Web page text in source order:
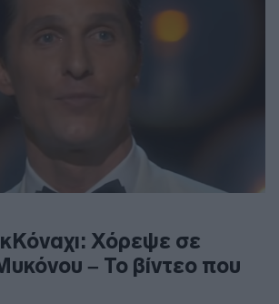
Χόρεψε σε
– Το βίντεο που